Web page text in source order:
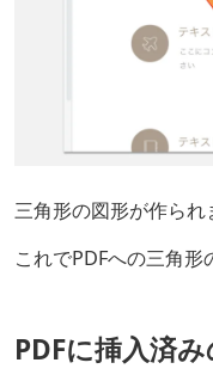
三角形の図形が作られ
これでPDFへの三角形
PDFに挿入済